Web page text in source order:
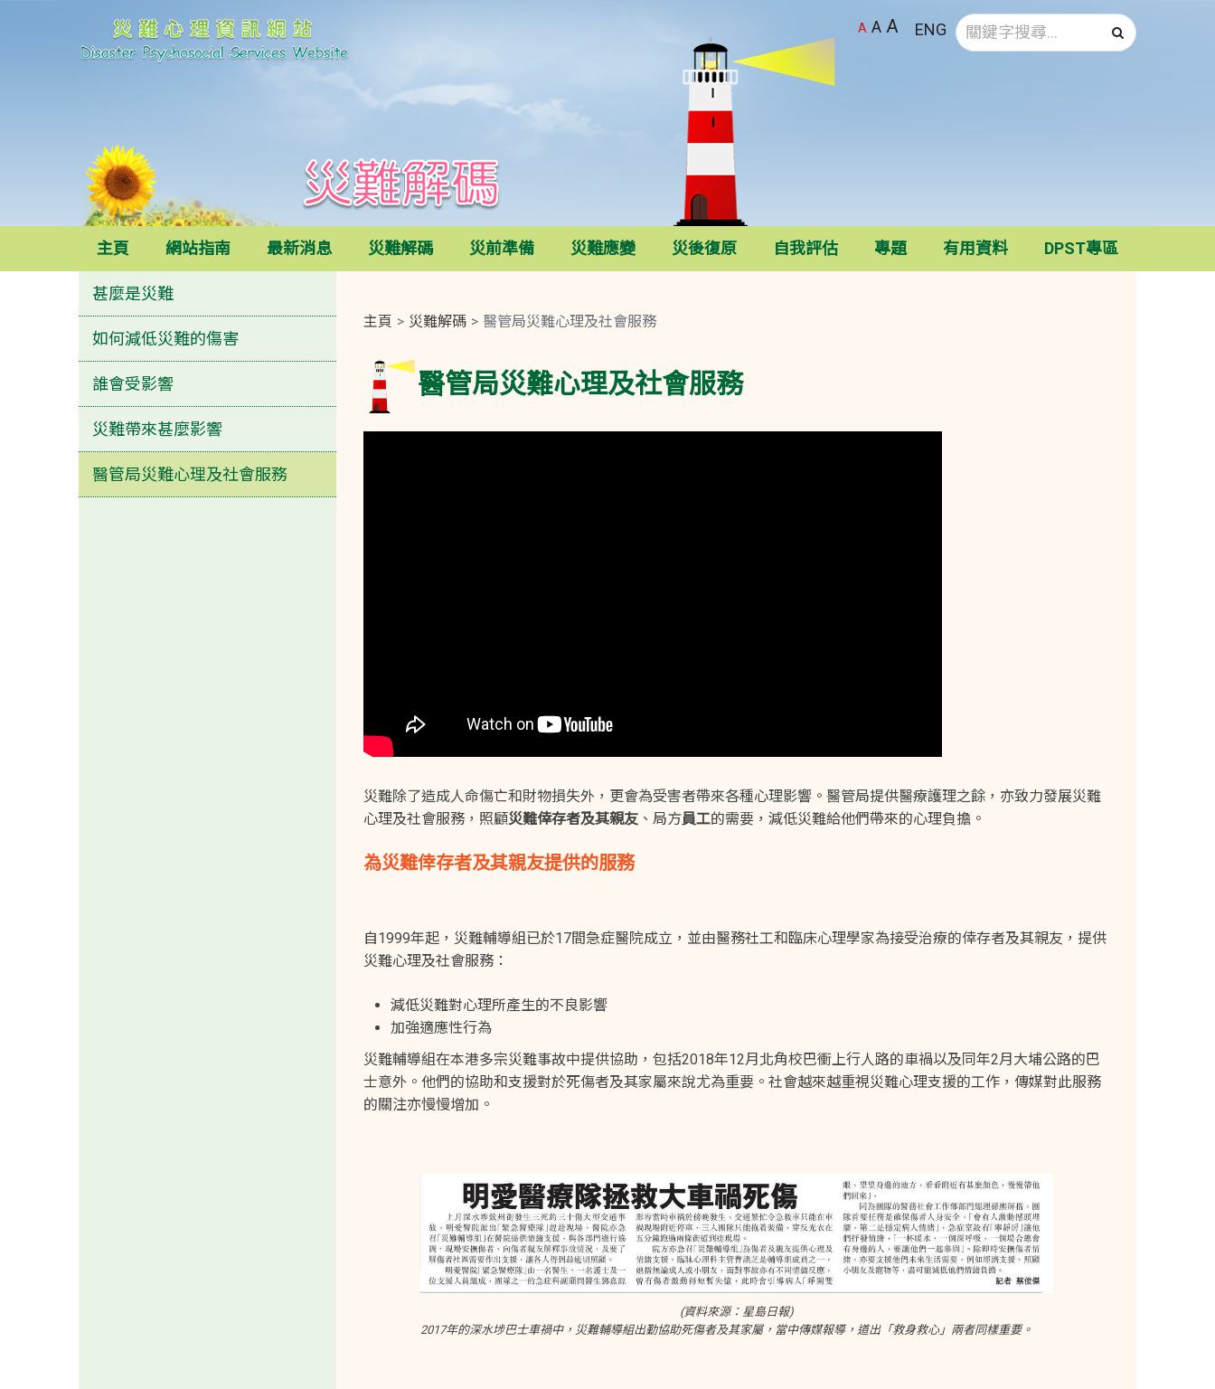
災難心理資訊網站
A A A ENG 確認搜尋
災難解碼
主頁 網站指南 最新消息 災難解碼 災前準備 災難應變 災後復原 自我評估 專題 有用資料 DPST專區
甚麼是災難
如何減低災難的傷害
誰會受影響
災難帶來甚麼影響
醫管局災難心理及社會服務
主頁 災難解碼 醫管局災難心理及社會服務
醫管局災難心理及社會服務
災難除了造成人命傷亡和財物損失外，更會為受害者帶來各種心理影響。醫管局提供醫療護理之餘，亦致力發展災難
心理及社會服務，照顧災難倖存者及其親友 、局方員工的需要，減低災難給他們帶來的心理負擔。
為災難倖存者及其親友提供的服務
自1999年起，災難輔導組已於17間急症醫院成立，並由醫務社工和臨床心理學家為接受治療的倖存者及其親友，提供
災難心理及社會服務：
減低災難對心理所產生的不良影響
加強適應性行為
災難輔導組在本港多宗災難事故中提供協助，包括2018年12月北角校巴衝上行人路的車禍以及同年2月大埔公路的巴
士意外。他們的協助和支援對於死傷者及其家屬來說尤為重要。社會越來越重視災難心理支援的工作，傳媒對此服務
的關注亦慢慢增加。
(資料來源：星島日報)
2017年的深水埗巴士車禍中，災難輔導組出勤協助死傷者及其家屬，當中傳媒報導，道出「救身救心」兩者同樣重要。